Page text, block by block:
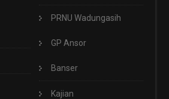
PRNU Wadungasih
GP Ansor
Banser
Kajian